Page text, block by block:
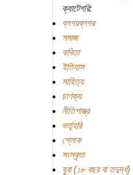
ক্যাটেগরি:
ব্লগরব্লগর
সমাজ
কবিতা
ইতিহাস
সাহিত্য
চাণক্য
নীতিশাস্ত্র
ভর্তৃহরি
শ্লোক
সংস্কৃত
যুবা (১৮ বছর বা তদুর্দ্ধ)